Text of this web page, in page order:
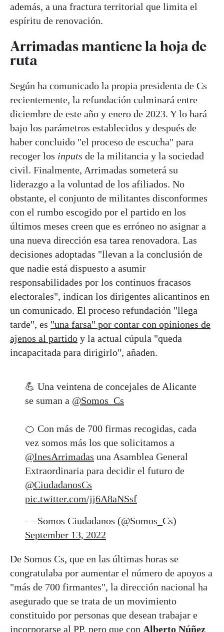
además, a una fractura territorial que limita el
espíritu de renovación.
Arrimadas mantiene la hoja de
ruta
Según ha comunicado la propia presidenta de Cs
recientemente, la refundación culminará entre
diciembre de este año y enero de 2023. Y lo hará
bajo los parámetros establecidos y después de
haber concluido "el proceso de escucha" para
recoger los inputs de la militancia y la sociedad
civil. Finalmente, Arrimadas someterá su
liderazgo a la voluntad de los afiliados. No
obstante, el conjunto de militantes disconformes
con el rumbo escogido por el partido en los
últimos meses creen que es erróneo no asignar a
una nueva dirección esa tarea renovadora. Las
decisiones adoptadas "llevan a la conclusión de
que nadie está dispuesto a asumir
responsabilidades por los continuos fracasos
electorales", indican los dirigentes alicantinos en
un comunicado. El proceso refundación "llega
tarde", es "una farsa" por contar con opiniones de
ajenos al partido y la actual cúpula "queda
incapacitada para dirigirlo", añaden.
💪 Una veintena de concejales de Alicante
se suman a @Somos_Cs
🍊 Con más de 700 firmas recogidas, cada
vez somos más los que solicitamos a
@InesArrimadas una Asamblea General
Extraordinaria para decidir el futuro de
@CiudadanosCs
pic.twitter.com/jj6A8aNSsf
— Somos Ciudadanos (@Somos_Cs)
September 13, 2022
De Somos Cs, que en las últimas horas se
congratulaba por aumentar el número de apoyos a
"más de 700 firmantes", la dirección nacional ha
asegurado que se trata de un movimiento
constituido por personas que desean trabajar e
incorporarse al PP, pero que con Alberto Núñez